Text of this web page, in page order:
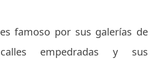
famoso por sus galerías de
empedradas y sus